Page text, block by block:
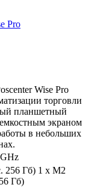
Pro
Wise Pro
торговли
планшетный
экраном
в небольших
256 Гб) 1 х M2
Гб)